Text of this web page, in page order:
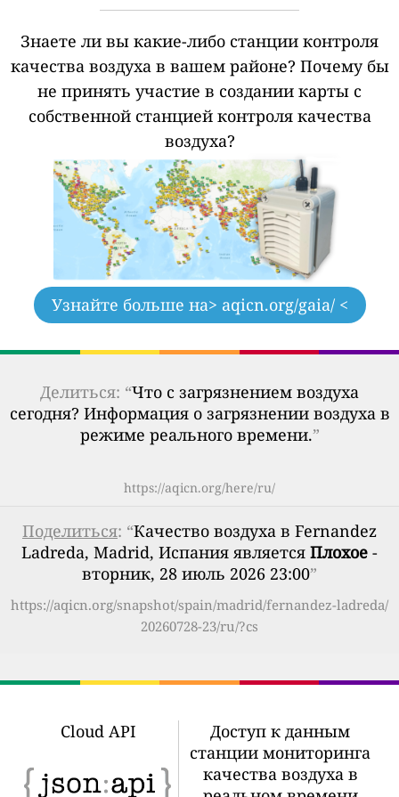
Знаете ли вы какие-либо станции контроля
качества воздуха в вашем районе? Почему бы
не принять участие в создании карты с
собственной станцией контроля качества
воздуха?
Узнайте больше на> aqicn.org/gaia/ <
Делиться: “Что с загрязнением воздуха
сегодня? Информация о загрязнении воздуха в
режиме реального времени.”
https://aqicn.org/here/ru/
Поделиться: “Качество воздуха в Fernandez
Ladreda, Madrid, Испания является Плохое -
вторник, 28 июль 2026 23:00”
https://aqicn.org/snapshot/spain/madrid/fernandez-ladreda/
20260728-23/ru/?cs
Cloud API
Доступ к данным
станции мониторинга
качества воздуха в